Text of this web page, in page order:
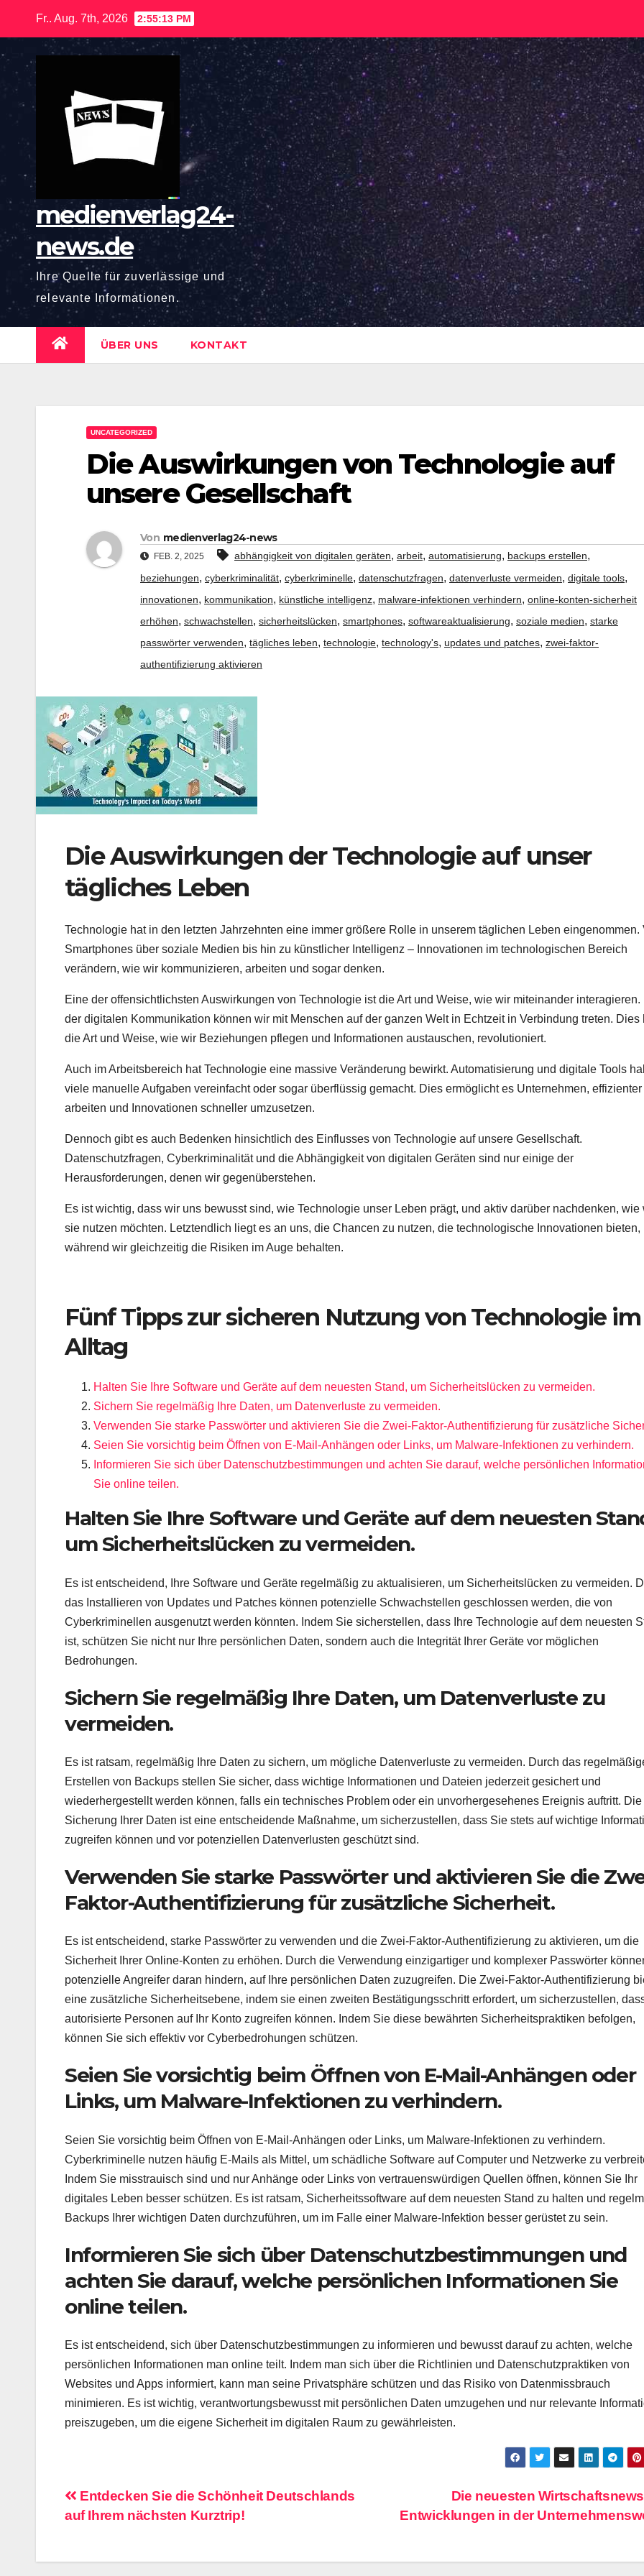
springen
Fr.. Aug. 7th, 2026 2:55:13 PM
medienverlag24-
news.de
Ihre Quelle für zuverlässige und
relevante Informationen.
ÜBER UNS KONTAKT
UNCATEGORIZED
Die Auswirkungen von Technologie auf
unsere Gesellschaft
Von medienverlag24-news
FEB. 2, 2025 abhängigkeit von digitalen geräten, arbeit, automatisierung, backups erstellen,
beziehungen, cyberkriminalität, cyberkriminelle, datenschutzfragen, datenverluste vermeiden, digitale tools,
innovationen, kommunikation, künstliche intelligenz, malware-infektionen verhindern, online-konten-sicherheit
erhöhen, schwachstellen, sicherheitslücken, smartphones, softwareaktualisierung, soziale medien, starke
passwörter verwenden, tägliches leben, technologie, technology's, updates und patches, zwei-faktor-
authentifizierung aktivieren
Die Auswirkungen der Technologie auf unser
tägliches Leben
Technologie hat in den letzten Jahrzehnten eine immer größere Rolle in unserem täglichen Leben eingenommen.
Smartphones über soziale Medien bis hin zu künstlicher Intelligenz – Innovationen im technologischen Bereich
verändern, wie wir kommunizieren, arbeiten und sogar denken.
Eine der offensichtlichsten Auswirkungen von Technologie ist die Art und Weise, wie wir miteinander interagieren.
der digitalen Kommunikation können wir mit Menschen auf der ganzen Welt in Echtzeit in Verbindung treten. Dies
die Art und Weise, wie wir Beziehungen pflegen und Informationen austauschen, revolutioniert.
Auch im Arbeitsbereich hat Technologie eine massive Veränderung bewirkt. Automatisierung und digitale Tools
viele manuelle Aufgaben vereinfacht oder sogar überflüssig gemacht. Dies ermöglicht es Unternehmen, effizienter
arbeiten und Innovationen schneller umzusetzen.
Dennoch gibt es auch Bedenken hinsichtlich des Einflusses von Technologie auf unsere Gesellschaft.
Datenschutzfragen, Cyberkriminalität und die Abhängigkeit von digitalen Geräten sind nur einige der
Herausforderungen, denen wir gegenüberstehen.
Es ist wichtig, dass wir uns bewusst sind, wie Technologie unser Leben prägt, und aktiv darüber nachdenken, wie
sie nutzen möchten. Letztendlich liegt es an uns, die Chancen zu nutzen, die technologische Innovationen bieten,
während wir gleichzeitig die Risiken im Auge behalten.
Fünf Tipps zur sicheren Nutzung von Technologie im
Alltag
Halten Sie Ihre Software und Geräte auf dem neuesten Stand, um Sicherheitslücken zu vermeiden.
Sichern Sie regelmäßig Ihre Daten, um Datenverluste zu vermeiden.
Verwenden Sie starke Passwörter und aktivieren Sie die Zwei-Faktor-Authentifizierung für zusätzliche
Seien Sie vorsichtig beim Öffnen von E-Mail-Anhängen oder Links, um Malware-Infektionen zu verhindern.
Informieren Sie sich über Datenschutzbestimmungen und achten Sie darauf, welche persönlichen
Sie online teilen.
Halten Sie Ihre Software und Geräte auf dem neuesten
um Sicherheitslücken zu vermeiden.
Es ist entscheidend, Ihre Software und Geräte regelmäßig zu aktualisieren, um Sicherheitslücken zu vermeiden.
das Installieren von Updates und Patches können potenzielle Schwachstellen geschlossen werden, die von
Cyberkriminellen ausgenutzt werden könnten. Indem Sie sicherstellen, dass Ihre Technologie auf dem neuesten
ist, schützen Sie nicht nur Ihre persönlichen Daten, sondern auch die Integrität Ihrer Geräte vor möglichen
Bedrohungen.
Sichern Sie regelmäßig Ihre Daten, um Datenverluste zu
vermeiden.
Es ist ratsam, regelmäßig Ihre Daten zu sichern, um mögliche Datenverluste zu vermeiden. Durch das
Erstellen von Backups stellen Sie sicher, dass wichtige Informationen und Dateien jederzeit gesichert und
wiederhergestellt werden können, falls ein technisches Problem oder ein unvorhergesehenes Ereignis auftritt. Die
Sicherung Ihrer Daten ist eine entscheidende Maßnahme, um sicherzustellen, dass Sie stets auf wichtige
zugreifen können und vor potenziellen Datenverlusten geschützt sind.
Verwenden Sie starke Passwörter und aktivieren Sie die
Faktor-Authentifizierung für zusätzliche Sicherheit.
Es ist entscheidend, starke Passwörter zu verwenden und die Zwei-Faktor-Authentifizierung zu aktivieren, um die
Sicherheit Ihrer Online-Konten zu erhöhen. Durch die Verwendung einzigartiger und komplexer Passwörter
potenzielle Angreifer daran hindern, auf Ihre persönlichen Daten zuzugreifen. Die Zwei-Faktor-Authentifizierung
eine zusätzliche Sicherheitsebene, indem sie einen zweiten Bestätigungsschritt erfordert, um sicherzustellen,
autorisierte Personen auf Ihr Konto zugreifen können. Indem Sie diese bewährten Sicherheitspraktiken befolgen,
können Sie sich effektiv vor Cyberbedrohungen schützen.
Seien Sie vorsichtig beim Öffnen von E-Mail-Anhängen oder
Links, um Malware-Infektionen zu verhindern.
Seien Sie vorsichtig beim Öffnen von E-Mail-Anhängen oder Links, um Malware-Infektionen zu verhindern.
Cyberkriminelle nutzen häufig E-Mails als Mittel, um schädliche Software auf Computer und Netzwerke zu
Indem Sie misstrauisch sind und nur Anhänge oder Links von vertrauenswürdigen Quellen öffnen, können Sie Ihr
digitales Leben besser schützen. Es ist ratsam, Sicherheitssoftware auf dem neuesten Stand zu halten und
Backups Ihrer wichtigen Daten durchzuführen, um im Falle einer Malware-Infektion besser gerüstet zu sein.
Informieren Sie sich über Datenschutzbestimmungen und
achten Sie darauf, welche persönlichen Informationen Sie
online teilen.
Es ist entscheidend, sich über Datenschutzbestimmungen zu informieren und bewusst darauf zu achten, welche
persönlichen Informationen man online teilt. Indem man sich über die Richtlinien und Datenschutzpraktiken von
Websites und Apps informiert, kann man seine Privatsphäre schützen und das Risiko von Datenmissbrauch
minimieren. Es ist wichtig, verantwortungsbewusst mit persönlichen Daten umzugehen und nur relevante
preiszugeben, um die eigene Sicherheit im digitalen Raum zu gewährleisten.
Beitragsnavigation
Die neuesten
Entwicklungen in der
Entdecken Sie die Schönheit Deutschlands
auf Ihrem nächsten Kurztrip!